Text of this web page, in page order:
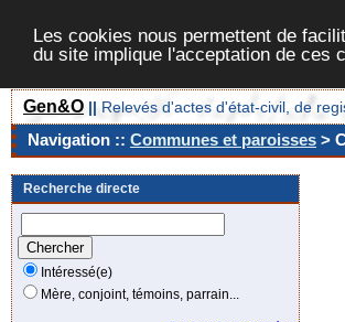
Les cookies nous permettent de
du site implique l'acceptation de ces
Gen&O || Relevés d'actes d'état-civil, de
Navigation :: Communes et paroisses >
Recherche directe
Intéressé(e)
Mère, conjoint, témoins, parrain...